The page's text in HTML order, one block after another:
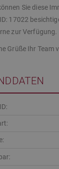
Sie diese
17022
zur Verfügung.
Grüße Ihr Team